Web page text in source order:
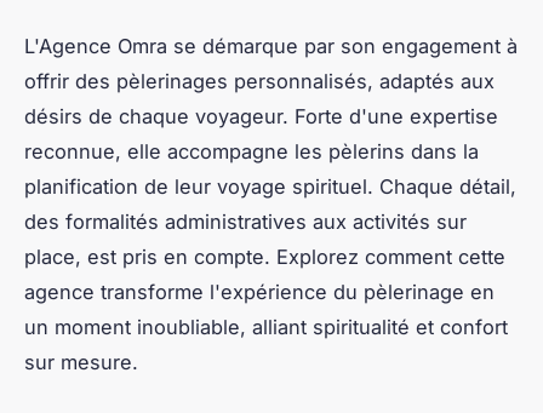
L'Agence Omra se démarque par son engagement à
offrir des pèlerinages personnalisés, adaptés aux
désirs de chaque voyageur. Forte d'une expertise
reconnue, elle accompagne les pèlerins dans la
planification de leur voyage spirituel. Chaque détail,
des formalités administratives aux activités sur
place, est pris en compte. Explorez comment cette
agence transforme l'expérience du pèlerinage en
un moment inoubliable, alliant spiritualité et confort
sur mesure.